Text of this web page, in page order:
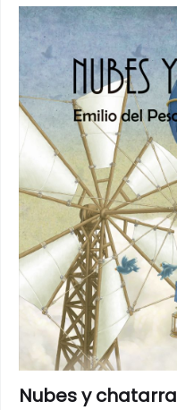
Nubes y chatarra